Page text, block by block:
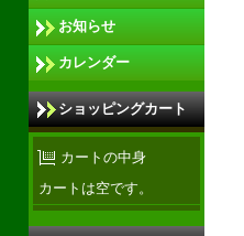
お知らせ
カレンダー
ショッピングカート
カートの中身
カートは空です。